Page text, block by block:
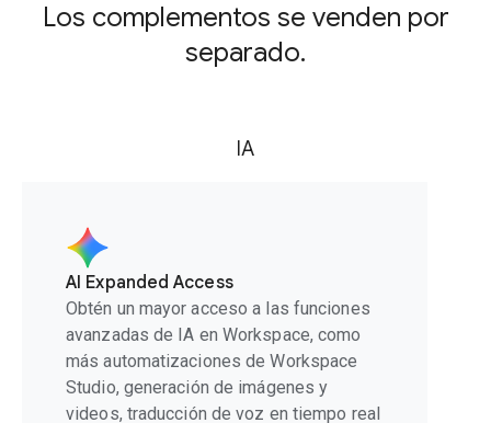
Los complementos se venden por
separado.
IA
AI Expanded Access
Obtén un mayor acceso a las funciones
avanzadas de IA en Workspace, como
más automatizaciones de Workspace
Studio, generación de imágenes y
videos, traducción de voz en tiempo real